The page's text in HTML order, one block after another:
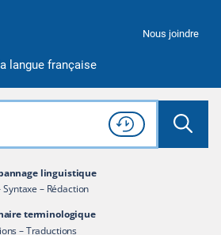
langue française
Nous joindre
Rechercher dans tout le site
Lancer
Consulter l'
Historique
de recherche
linguistique
– Rédaction
terminologique
– Traductions
terminologique